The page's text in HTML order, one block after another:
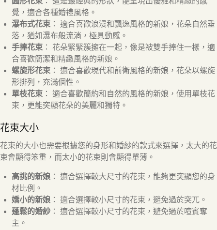
覺，適合各種婚禮風格。
瀑布式花束 ： 適合喜歡浪漫和飄逸風格的新娘，花朵自然垂
落，猶如瀑布般流淌，極具動感。
手捧花束 ： 花朵緊緊簇擁在一起，像是被雙手捧住一樣，適
合喜歡簡潔和精緻風格的新娘。
螺旋形花束 ： 適合喜歡現代和前衛風格的新娘，花朵以螺旋
形排列，充滿個性。
單枝花束 ： 適合喜歡簡約和自然的風格的新娘，使用單枝花
束，更能突顯花朵的美麗和獨特。
花束大小
花束的大小也需要根據您的身形和婚紗的款式來選擇，太大的花
束會顯得笨重，而太小的花束則會顯得單薄。
高挑的新娘 ： 適合選擇較大尺寸的花束，能夠更突顯您的身
材比例。
嬌小的新娘 ： 適合選擇較小尺寸的花束，避免過於突兀。
蓬鬆的婚紗 ： 適合選擇較小尺寸的花束，避免過於喧賓奪
主。